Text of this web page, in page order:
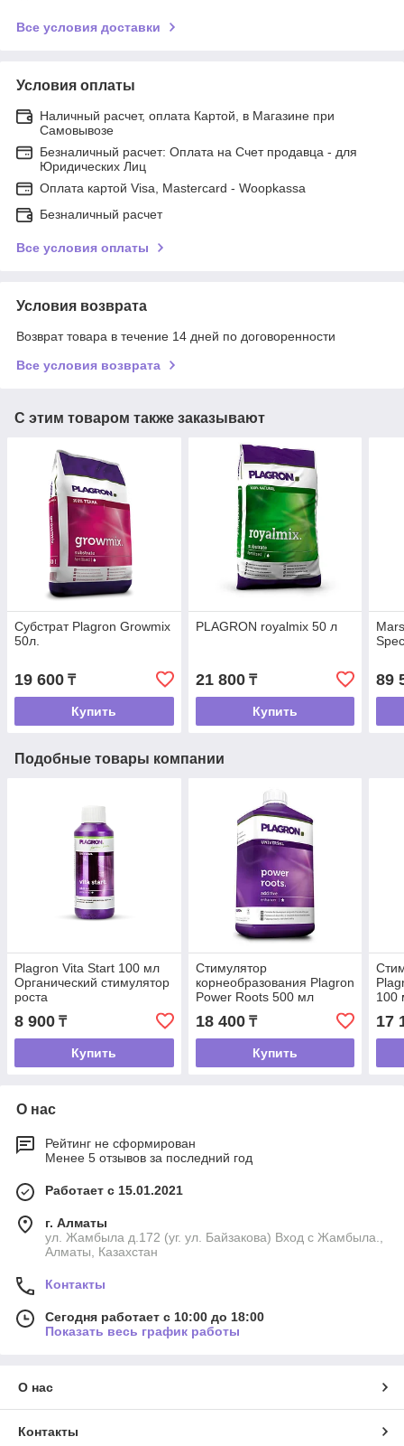
Все условия доставки
Условия оплаты
Наличный расчет, оплата Картой, в Магазине при
Самовывозе
Безналичный расчет: Оплата на Счет продавца - для
Юридических Лиц
Оплата картой Visa, Mastercard - Woopkassa
Безналичный расчет
Все условия оплаты
Условия возврата
Возврат товара в течение 14 дней по договоренности
Все условия возврата
С этим товаром также заказывают
Субстрат Plagron Growmix
50л.
19 600 ₸
Купить
PLAGRON royalmix 50 л
21 800₸
Купить
89
Подобные товары компании
Plagron Vita Start 100 мл
Органический стимулятор
роста
8 900 ₸
Купить
Стимулятор
корнеобразования Plagron
Power Roots 500 мл
18 400₸
Купить
100
17
О нас
Рейтинг не сформирован
Менее 5 отзывов за последний год
Работает с 15.01.2021
г. Алматы
ул. Жамбыла д.172 (уг. ул. Байзакова) Вход с Жамбыла.,
Алматы, Казахстан
Контакты
Сегодня работает с 10:00 до 18:00
Показать весь график работы
О нас
Контакты